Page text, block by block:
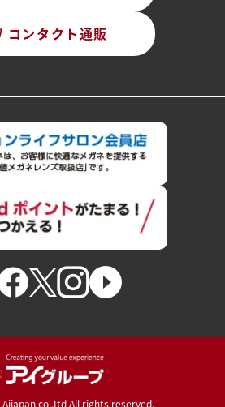
コンタクト通販
co.,Itd All rights reserved.